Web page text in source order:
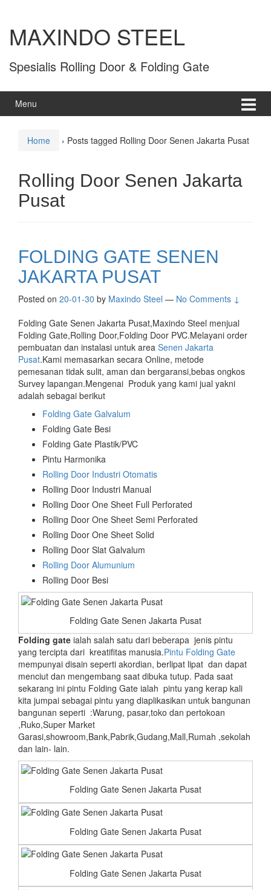
MAXINDO STEEL
Spesialis Rolling Door & Folding Gate
Menu
Home › Posts tagged Rolling Door Senen Jakarta Pusat
Rolling Door Senen Jakarta
Pusat
FOLDING GATE SENEN
JAKARTA PUSAT
Posted on 20-01-30 by Maxindo Steel — No Comments ↓
Folding Gate Senen Jakarta Pusat,Maxindo Steel menjual
Folding Gate,Rolling Door,Folding Door PVC.Melayani order
pembuatan dan instalasi untuk area Senen Jakarta
Pusat.Kami memasarkan secara Online, metode
pemesanan tidak sulit, aman dan bergaransi,bebas ongkos
Survey lapangan.Mengenai Produk yang kami jual yakni
adalah sebagai berikut
Folding Gate Galvalum
Folding Gate Besi
Folding Gate Plastik/PVC
Pintu Harmonika
Rolling Door Industri Otomatis
Rolling Door Industri Manual
Rolling Door One Sheet Full Perforated
Rolling Door One Sheet Semi Perforated
Rolling Door One Sheet Solid
Rolling Door Slat Galvalum
Rolling Door Alumunium
Rolling Door Besi
Folding Gate Senen Jakarta Pusat
Folding gate ialah salah satu dari beberapa jenis pintu
yang tercipta dari kreatifitas manusia.Pintu Folding Gate
mempunyai disain seperti akordian, berlipat lipat dan dapat
menciut dan mengembang saat dibuka tutup. Pada saat
sekarang ini pintu Folding Gate ialah pintu yang kerap kali
kita jumpai sebagai pintu yang diaplikasikan untuk bangunan
bangunan seperti :Warung, pasar,toko dan pertokoan
,Ruko,Super Market
Garasi,showroom,Bank,Pabrik,Gudang,Mall,Rumah ,sekolah
dan lain- lain.
Folding Gate Senen Jakarta Pusat
Folding Gate Senen Jakarta Pusat
Folding Gate Senen Jakarta Pusat